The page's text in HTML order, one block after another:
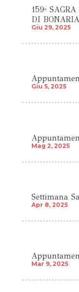
159ª
DI BONARIA
Giu 29, 2025
Giu 5, 2025
Mag 2, 2025
Settimana
Apr 8, 2025
Mar 9, 2025